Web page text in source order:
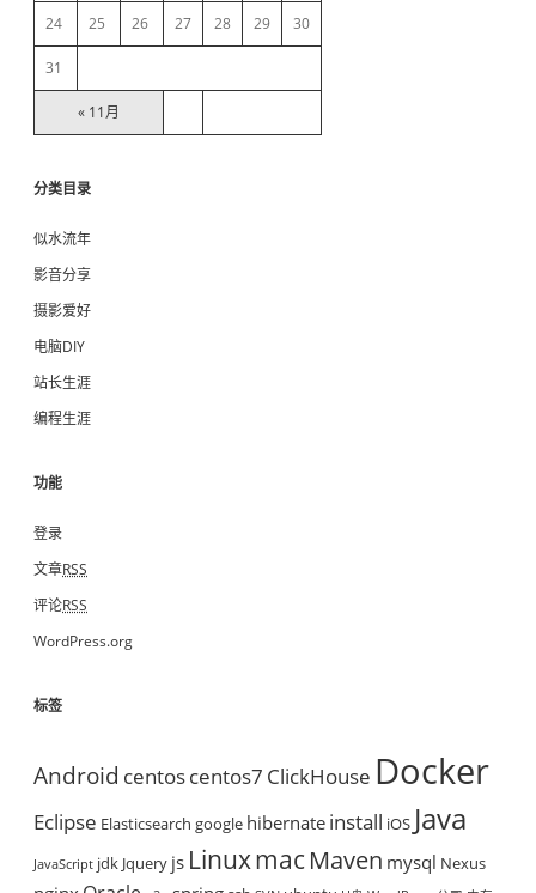
r
« 11月
24 25 26 27 28 29 30
31
分类目录
似水流年
影音分享
摄影爱好
电脑DIY
站长生涯
编程生涯
功能
登录
文章RSS
评论RSS
WordPress.org
标签
Android centoscentos7 ClickHouse Docker
Eclipse Elasticsearch google hibernate install iOS Java
JavaScript jdk Jquery js LinuxmacMaven mysql Nexus